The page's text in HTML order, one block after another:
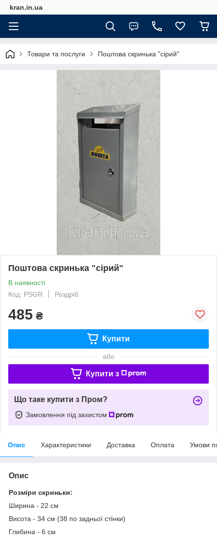
kran.in.ua
Товари та послуги Поштова скринька "сірий"
Поштова скринька "сірий"
В наявності
Код: PSGR
Роздріб
485 ₴
Купити
або
Купити з
Що таке купити з Пром?
Замовлення під захистом
Опис Характеристики Доставка Оплата Умови
Опис
Розміри скриньки:
Ширина - 22 см
Висота - 34 см (38 по задньої стінки)
Глибина - 6 см